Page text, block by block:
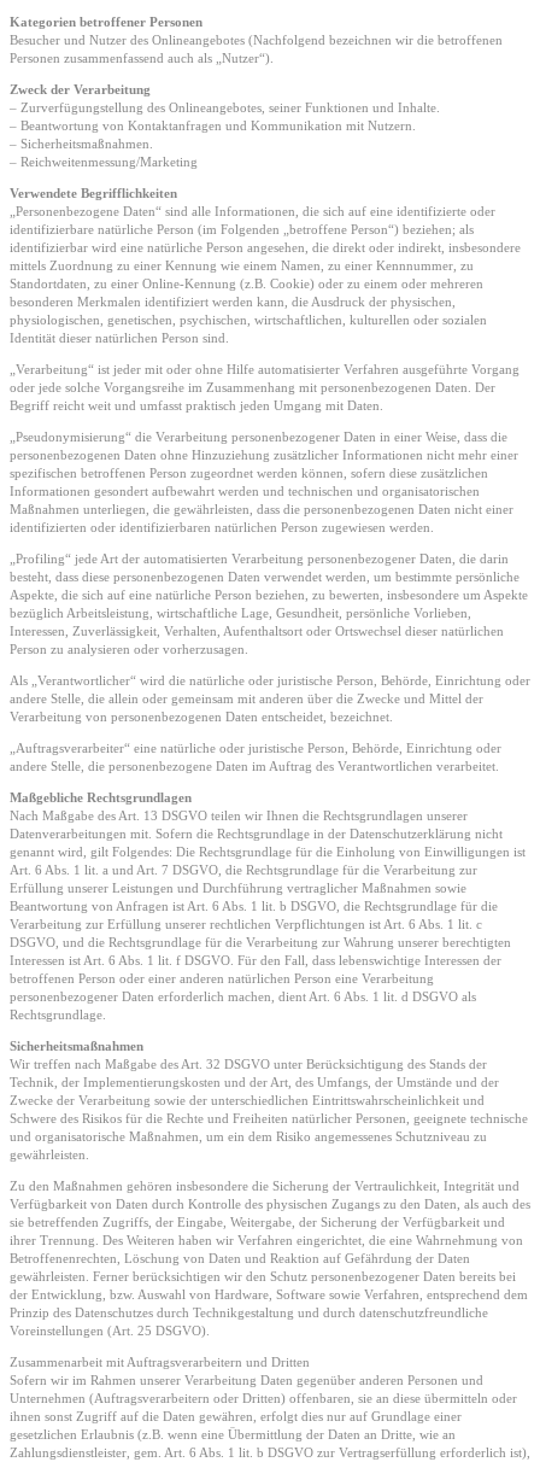
Kategorien betroffener Personen
Besucher und Nutzer des Onlineangebotes (Nachfolgend bezeichnen wir die betroffenen
Personen zusammenfassend auch als „Nutzer“).
Zweck der Verarbeitung
– Zurverfügungstellung des Onlineangebotes, seiner Funktionen und Inhalte.
– Beantwortung von Kontaktanfragen und Kommunikation mit Nutzern.
– Sicherheitsmaßnahmen.
– Reichweitenmessung/Marketing
Verwendete Begrifflichkeiten
„Personenbezogene Daten“ sind alle Informationen, die sich auf eine identifizierte oder
identifizierbare natürliche Person (im Folgenden „betroffene Person“) beziehen; als
identifizierbar wird eine natürliche Person angesehen, die direkt oder indirekt, insbesondere
mittels Zuordnung zu einer Kennung wie einem Namen, zu einer Kennnummer, zu
Standortdaten, zu einer Online-Kennung (z.B. Cookie) oder zu einem oder mehreren
besonderen Merkmalen identifiziert werden kann, die Ausdruck der physischen,
physiologischen, genetischen, psychischen, wirtschaftlichen, kulturellen oder sozialen
Identität dieser natürlichen Person sind.
„Verarbeitung“ ist jeder mit oder ohne Hilfe automatisierter Verfahren ausgeführte Vorgang
oder jede solche Vorgangsreihe im Zusammenhang mit personenbezogenen Daten. Der
Begriff reicht weit und umfasst praktisch jeden Umgang mit Daten.
„Pseudonymisierung“ die Verarbeitung personenbezogener Daten in einer Weise, dass die
personenbezogenen Daten ohne Hinzuziehung zusätzlicher Informationen nicht mehr einer
spezifischen betroffenen Person zugeordnet werden können, sofern diese zusätzlichen
Informationen gesondert aufbewahrt werden und technischen und organisatorischen
Maßnahmen unterliegen, die gewährleisten, dass die personenbezogenen Daten nicht einer
identifizierten oder identifizierbaren natürlichen Person zugewiesen werden.
„Profiling“ jede Art der automatisierten Verarbeitung personenbezogener Daten, die darin
besteht, dass diese personenbezogenen Daten verwendet werden, um bestimmte persönliche
Aspekte, die sich auf eine natürliche Person beziehen, zu bewerten, insbesondere um Aspekte
bezüglich Arbeitsleistung, wirtschaftliche Lage, Gesundheit, persönliche Vorlieben,
Interessen, Zuverlässigkeit, Verhalten, Aufenthaltsort oder Ortswechsel dieser natürlichen
Person zu analysieren oder vorherzusagen.
Als „Verantwortlicher“ wird die natürliche oder juristische Person, Behörde, Einrichtung oder
andere Stelle, die allein oder gemeinsam mit anderen über die Zwecke und Mittel der
Verarbeitung von personenbezogenen Daten entscheidet, bezeichnet.
„Auftragsverarbeiter“ eine natürliche oder juristische Person, Behörde, Einrichtung oder
andere Stelle, die personenbezogene Daten im Auftrag des Verantwortlichen verarbeitet.
Maßgebliche Rechtsgrundlagen
Nach Maßgabe des Art. 13 DSGVO teilen wir Ihnen die Rechtsgrundlagen unserer
Datenverarbeitungen mit. Sofern die Rechtsgrundlage in der Datenschutzerklärung nicht
genannt wird, gilt Folgendes: Die Rechtsgrundlage für die Einholung von Einwilligungen ist
Art. 6 Abs. 1 lit. a und Art. 7 DSGVO, die Rechtsgrundlage für die Verarbeitung zur
Erfüllung unserer Leistungen und Durchführung vertraglicher Maßnahmen sowie
Beantwortung von Anfragen ist Art. 6 Abs. 1 lit. b DSGVO, die Rechtsgrundlage für die
Verarbeitung zur Erfüllung unserer rechtlichen Verpflichtungen ist Art. 6 Abs. 1 lit. c
DSGVO, und die Rechtsgrundlage für die Verarbeitung zur Wahrung unserer berechtigten
Interessen ist Art. 6 Abs. 1 lit. f DSGVO. Für den Fall, dass lebenswichtige Interessen der
betroffenen Person oder einer anderen natürlichen Person eine Verarbeitung
personenbezogener Daten erforderlich machen, dient Art. 6 Abs. 1 lit. d DSGVO als
Rechtsgrundlage.
Sicherheitsmaßnahmen
Wir treffen nach Maßgabe des Art. 32 DSGVO unter Berücksichtigung des Stands der
Technik, der Implementierungskosten und der Art, des Umfangs, der Umstände und der
Zwecke der Verarbeitung sowie der unterschiedlichen Eintrittswahrscheinlichkeit und
Schwere des Risikos für die Rechte und Freiheiten natürlicher Personen, geeignete technische
und organisatorische Maßnahmen, um ein dem Risiko angemessenes Schutzniveau zu
gewährleisten.
Zu den Maßnahmen gehören insbesondere die Sicherung der Vertraulichkeit, Integrität und
Verfügbarkeit von Daten durch Kontrolle des physischen Zugangs zu den Daten, als auch des
sie betreffenden Zugriffs, der Eingabe, Weitergabe, der Sicherung der Verfügbarkeit und
ihrer Trennung. Des Weiteren haben wir Verfahren eingerichtet, die eine Wahrnehmung von
Betroffenenrechten, Löschung von Daten und Reaktion auf Gefährdung der Daten
gewährleisten. Ferner berücksichtigen wir den Schutz personenbezogener Daten bereits bei
der Entwicklung, bzw. Auswahl von Hardware, Software sowie Verfahren, entsprechend dem
Prinzip des Datenschutzes durch Technikgestaltung und durch datenschutzfreundliche
Voreinstellungen (Art. 25 DSGVO).
Zusammenarbeit mit Auftragsverarbeitern und Dritten
Sofern wir im Rahmen unserer Verarbeitung Daten gegenüber anderen Personen und
Unternehmen (Auftragsverarbeitern oder Dritten) offenbaren, sie an diese übermitteln oder
ihnen sonst Zugriff auf die Daten gewähren, erfolgt dies nur auf Grundlage einer
gesetzlichen Erlaubnis (z.B. wenn eine Übermittlung der Daten an Dritte, wie an
Zahlungsdienstleister, gem. Art. 6 Abs. 1 lit. b DSGVO zur Vertragserfüllung erforderlich ist),